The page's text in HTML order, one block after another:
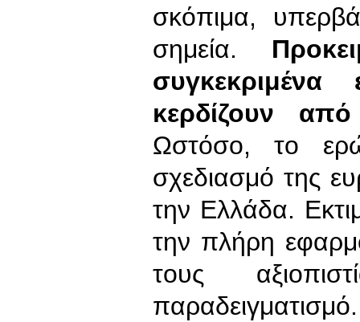
σκόπιμα,
σημεία.
κερδίζουν
Ωστόσο, το
σχεδιασμό της
την Ελλάδα.
την πλήρη
τους